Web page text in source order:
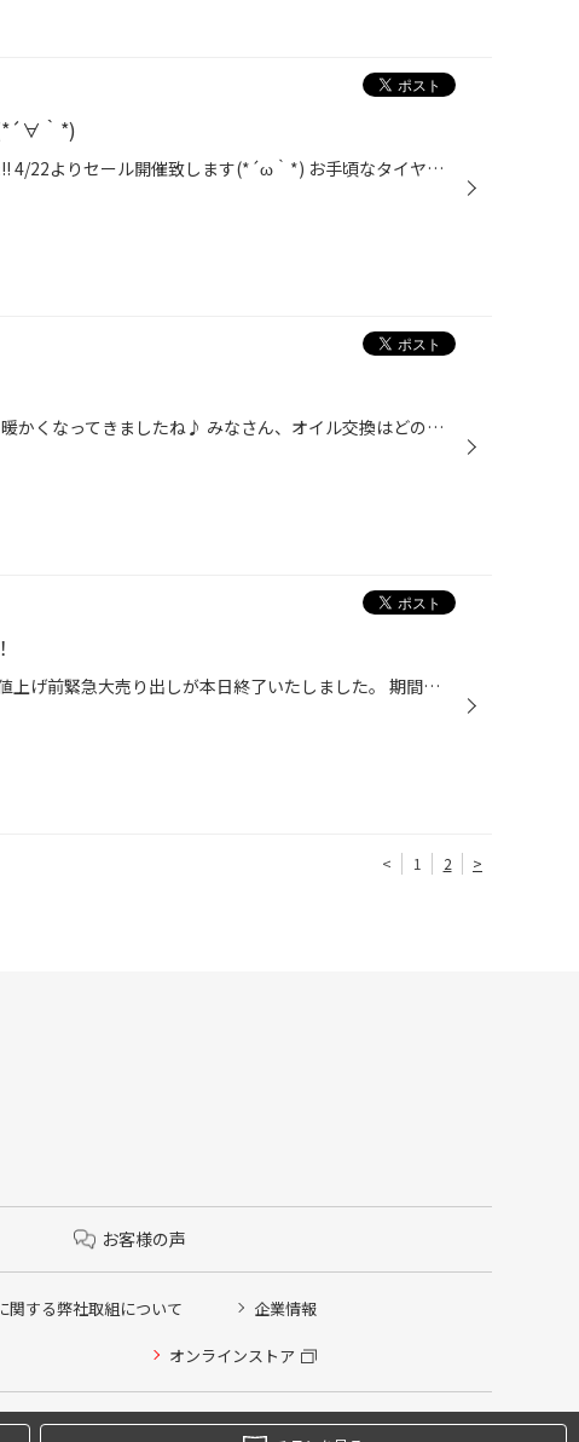
｀*)
みなさま～お待たせしました!! 4/22よりセール開催致します(*´ω｀*) お手頃なタイヤも続々入荷！話題の新商品も販売中です♪ 出先での車のトラブルって困り者ですよね(;_;) そうなる前に愛車のメンテナンスはいかがでしょうか？ 実はＧＷ中の高速道路でのお車のトラブルで一番多いのが タイヤのパン...
こんにちは（＾ω＾） 段々と暖かくなってきましたね♪ みなさん、オイル交換はどのくらいの頻度で交換されてますか⁇ エンジンオイルにはエンジンの動きをスムーズにさせたり エンジンを冷やしたり摩耗を減らす効果があります！ 交換をしていないと最悪の場合エンジンの故障にもつながります(T ^ T) ...
4/7より開催しておりました 値上げ前緊急大売り出しが本日終了いたしました。 期間中沢山のお客様にご来店頂きました(^O^)／ 新品タイヤの乗り心地はいかがですか！？☆ また待ち時間等ご迷惑をお掛けして申し訳ございませんでした。 売り出しセールは終了しましたが 値上げまでまだ期間があります！...
< 1 2 >
お客様の声
関する弊社取組について 企業情報
オンラインストア